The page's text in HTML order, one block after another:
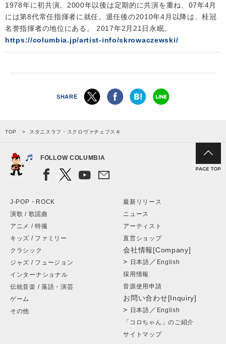
1978年に初共演。2000年以後は定期的に共演を重ね、07年4月
には第8代常任指揮者に就任。退任後の2010年4月以降は、桂冠
名誉指揮者の地位にある。 2017年2月21日永眠。
https://columbia.jp/artist-info/skrowaczewski/
SHARE
TOP スタニスラフ・スクロヴァチェフスキ
FOLLOW COLUMBIA
J-POP・ROCK
演歌 / 歌謡曲
アニメ / 特撮
キッズ / ファミリー
クラシック
ジャズ / フュージョン
インターナショナル
伝統音楽 / 落語・演芸
ゲーム
その他
最新リリース
ニュース
アーティスト
直営ショップ
会社情報[Company]
> 日本語 ／ English
採用情報
音源使用申請
お問い合わせ[Inquiry]
> 日本語 ／ English
「コロちゃん」のご紹介
サイトマップ